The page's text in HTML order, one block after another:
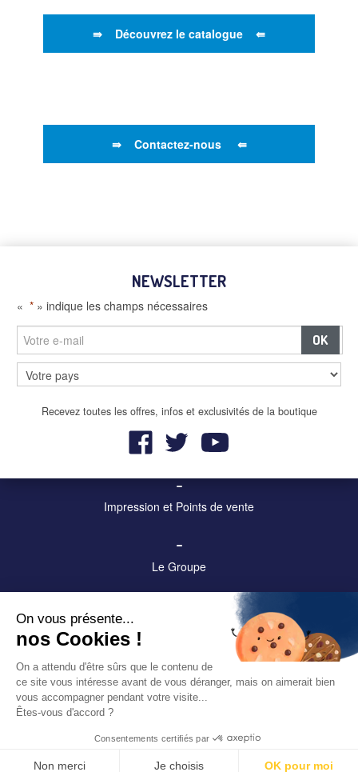
⇛ Découvrez le catalogue ⇚
⇛ Contactez-nous ⇚
NEWSLETTER
« *» indique les champs nécessaires
Recevez toutes les offres, infos et exclusivités de la boutique
–
Panneaux et écrans digitaux
Mobilier urbain et affichage
–
Impression et Points de vente
–
Le Groupe
–
Mentions légales
Prismaflex int. / 309 route de Lyon, CS 50001 / 69610 Haute-Rivoire,
France / Tel: +33 4 74 70 68 00 | © Prismaflex 2018
On vous présente...
nos Cookies !
On a attendu d'être sûrs que le contenu de
ce site vous intéresse avant de vous déranger, mais on aimerait bien
vous accompagner pendant votre visite...
Êtes-vous d'accord ?
Consentements certifiés par
Non merci Je choisis OK pour moi